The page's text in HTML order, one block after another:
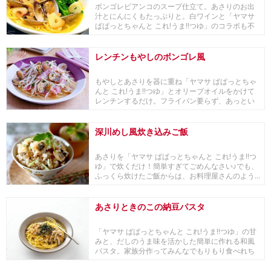
ボンゴレビアンコのスープ仕立て。あさりのお出
汁とにんにくもたっぷりと。白ワインと「ヤマサ
ぱぱっとちゃんと これ!うま!!つゆ」のコラボも不
レンチンもやしのボンゴレ風
もやしとあさりを器に重ね「ヤマサ ぱぱっとちゃ
んと これ!うま!!つゆ」とオリーブオイルをかけて
レンチンするだけ。フライパン要らず、あっとい
深川めし風炊き込みご飯
あさりを「ヤマサ ぱぱっとちゃんと これ!うま!!つ
ゆ」で炊くだけ！簡単すぎてごめんなさい♪でも、
ふっくら炊けたご飯からは、お料理屋さんのよう...
あさりときのこの納豆パスタ
「ヤマサ ぱぱっとちゃんと これ!うま!!つゆ」の甘
みと、だしのうま味を活かした簡単に作れる和風
パスタ。家族分作ってみんなでもりもり食べれち